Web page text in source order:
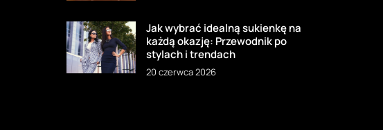
Jak wybrać idealną sukienkę na
każdą okazję: Przewodnik po
stylach i trendach
20 czerwca 2026